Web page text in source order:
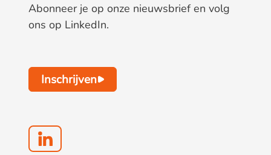
Abonneer je op onze nieuwsbrief en volg
ons op LinkedIn.
Inschrijven